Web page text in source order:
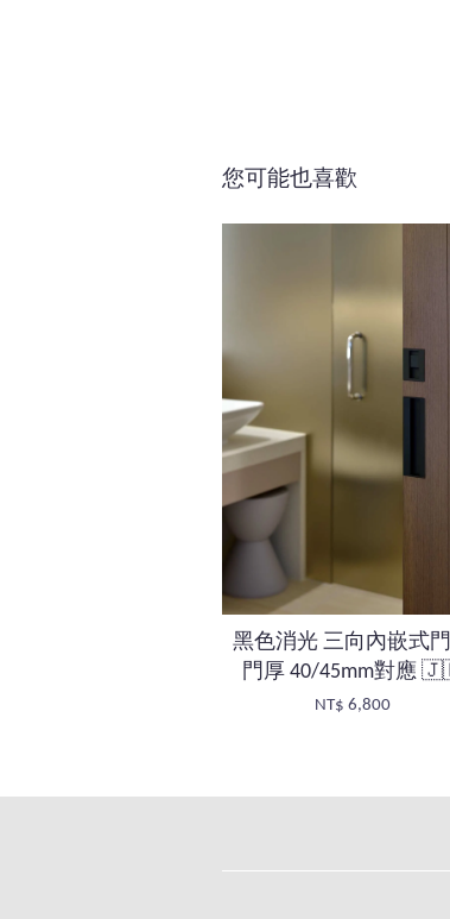
您可能也喜歡
黑色消光 三向內嵌式
門厚 40/45mm對應
NT$ 6,800